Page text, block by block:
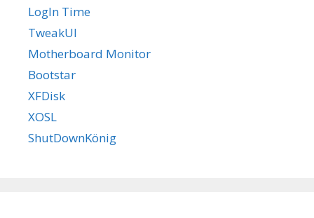
LogIn Time
TweakUI
Motherboard Monitor
Bootstar
XFDisk
XOSL
ShutDownKönig